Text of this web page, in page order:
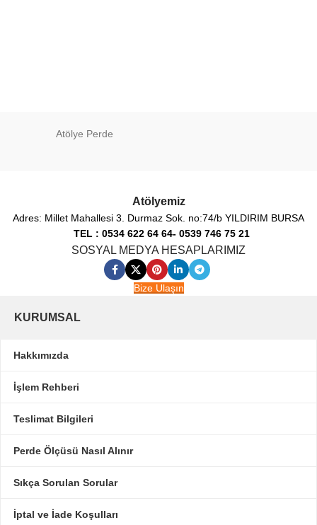
Atölye Perde
Atölyemiz
Adres: Millet Mahallesi 3. Durmaz Sok. no:74/b YILDIRIM BURSA
TEL : 0534 622 64 64- 0539 746 75 21
SOSYAL MEDYA HESAPLARIMIZ
Bize Ulaşın
KURUMSAL
Hakkımızda
İşlem Rehberi
Teslimat Bilgileri
Perde Ölçüsü Nasıl Alınır
Sıkça Sorulan Sorular
İptal ve İade Koşulları